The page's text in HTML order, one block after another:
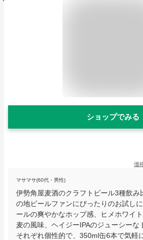
ショップでみる
価
マサマサ(60代・男性)
伊勢角屋麦酒のクラフトビール3種飲み
の地ビールファンにぴったりのお試し
ールの爽やかなホップ感、ヒメホワイ
麦の風味、ヘイジーIPAのジューシーな
それぞれ個性的で、350ml缶6本で気軽